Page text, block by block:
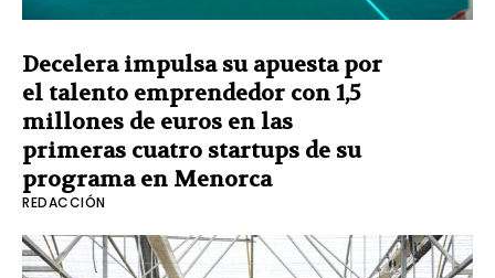
Decelera impulsa su apuesta por
el talento emprendedor con 1,5
millones de euros en las
primeras cuatro startups de su
programa en Menorca
REDACCIÓN